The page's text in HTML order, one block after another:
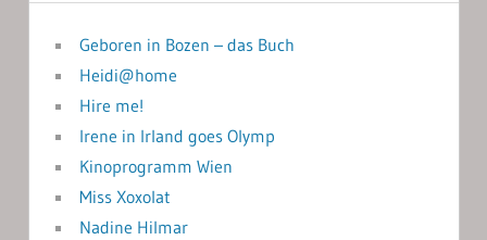
Geboren in Bozen – das Buch
Heidi@home
Hire me!
Irene in Irland goes Olymp
Kinoprogramm Wien
Miss Xoxolat
Nadine Hilmar